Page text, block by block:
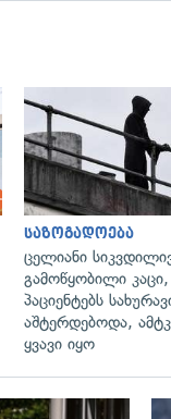
საზოგადოება
ცელიანი
გამოწყობილი
პაციენტებს
აშტერდებოდა,
ყვავი იყო